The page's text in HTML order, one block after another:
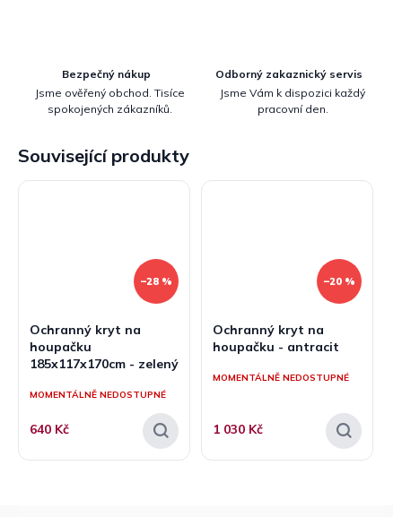
Bezpečný nákup
Jsme ověřený obchod. Tisíce
spokojených zákazníků.
Odborný zakaznický servis
Jsme Vám k dispozici každý
pracovní den.
Související produkty
–28 %
Ochranný kryt na
houpačku
185x117x170cm - zelený
MOMENTÁLNĚ NEDOSTUPNÉ
640 Kč
–20 %
Ochranný kryt na
houpačku - antracit
MOMENTÁLNĚ NEDOSTUPNÉ
1 030 Kč